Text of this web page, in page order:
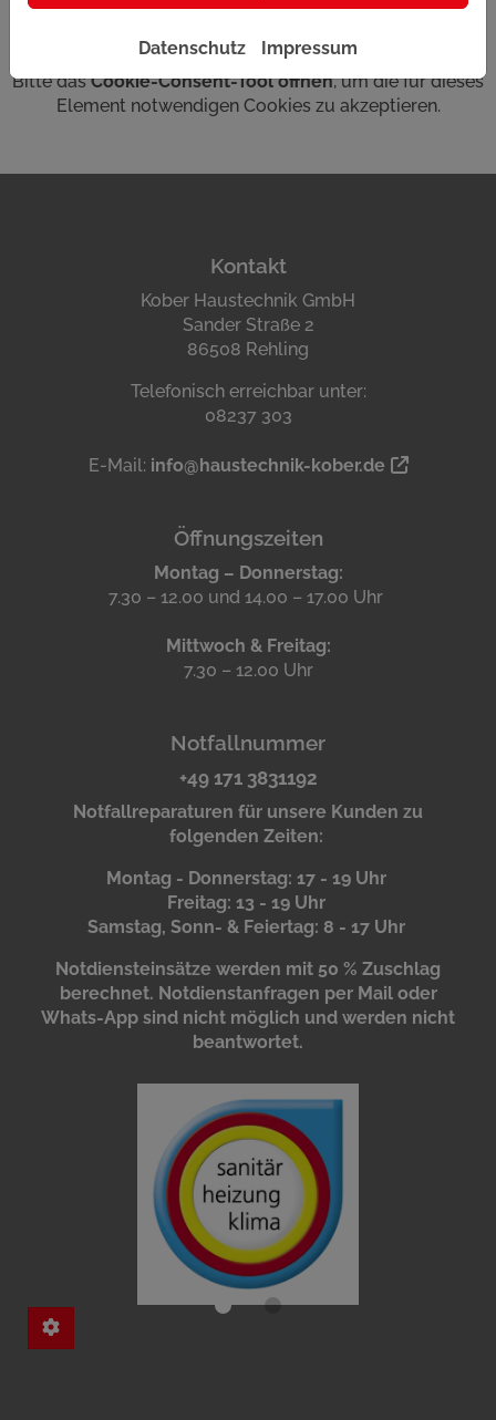
Bitte das Cookie-Consent-Tool öffnen, um die für dieses
Element notwendigen Cookies zu akzeptieren.
Kontakt
Kober Haustechnik GmbH
Sander Straße 2
86508 Rehling
Telefonisch erreichbar unter:
08237 303
E-Mail: info@haustechnik-kober.de
Öffnungszeiten
Montag – Donnerstag:
7.30 – 12.00 und 14.00 – 17.00 Uhr
Mittwoch & Freitag:
7.30 – 12.00 Uhr
Notfallnummer
+49 171 3831192
Notfallreparaturen für unsere Kunden zu
folgenden Zeiten:
Montag - Donnerstag: 17 - 19 Uhr
Freitag: 13 - 19 Uhr
Samstag, Sonn- & Feiertag: 8 - 17 Uhr
Notdiensteinsätze werden mit 50 % Zuschlag
berechnet. Notdienstanfragen per Mail oder
Whats-App sind nicht möglich und werden nicht
beantwortet.
Datenschutz Impressum